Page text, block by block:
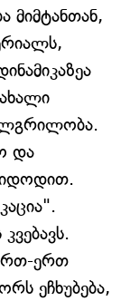
მიმტანთან,
და
ერთ
ეჩხუბება,